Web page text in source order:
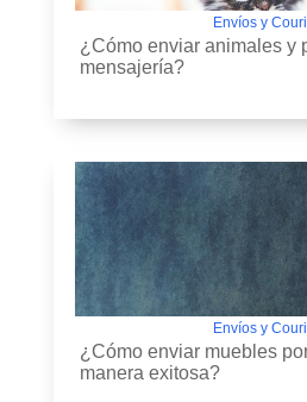
Envíos y
¿Cómo enviar animales y
mensajería?
Envíos y
¿Cómo enviar muebles
manera exitosa?